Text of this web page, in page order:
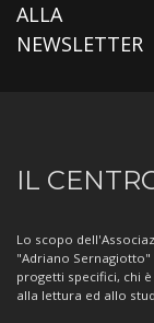
ALLA
NEWSLETTER
sul
Centro
IL
Lo scopo
"Adriano
progetti specifici, chi
alla lettura ed allo